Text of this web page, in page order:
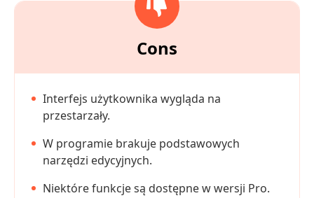
Cons
Interfejs użytkownika wygląda na
przestarzały.
W programie brakuje podstawowych
narzędzi edycyjnych.
Niektóre funkcje są dostępne w wersji Pro.